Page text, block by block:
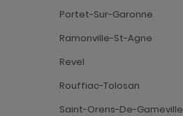
Portet-Sur-Garonne
Ramonville-St-Agne
Revel
Rouffiac-Tolosan
Saint-Orens-De-Gameville